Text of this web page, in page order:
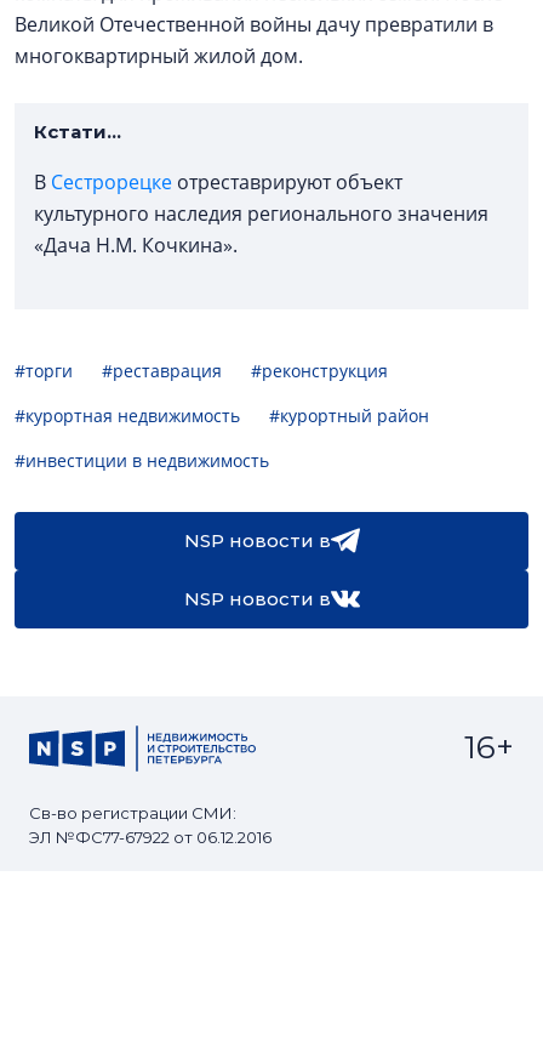
Великой Отечественной войны дачу превратили в
многоквартирный жилой дом.
Кстати...
В Сестрорецке отреставрируют объект
культурного наследия регионального значения
«Дача Н.М. Кочкина».
#торги #реставрация
#реконструкция
#курортная недвижимость
#курортный район
#инвестиции в недвижимость
NSP новости в
NSP новости в
Св-во регистрации СМИ:
ЭЛ №ФС77-67922 от 06.12.2016
16+